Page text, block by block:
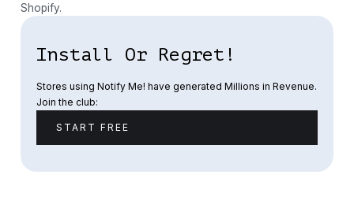
Shopify.
Install Or Regret!
Stores using Notify Me! have generated Millions in Revenue.
Join the club:
START FREE